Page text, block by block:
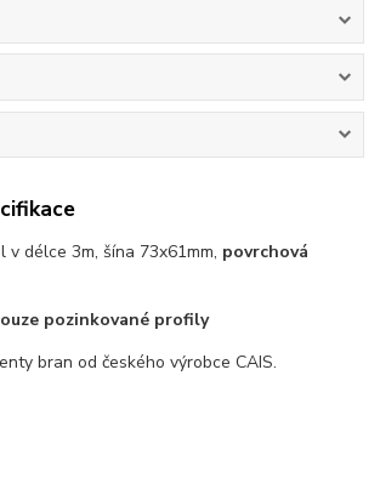
délce 3m, šína 73x61mm, povrchová
pozinkované profily
bran od českého výrobce CAIS.